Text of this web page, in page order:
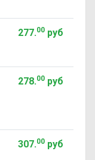
277.00руб
278.00руб
307.00руб